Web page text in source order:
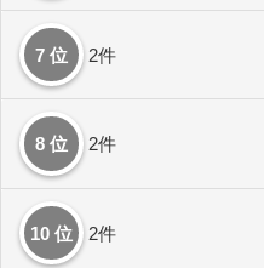
7 位 2件
8 位 2件
10 位 2件